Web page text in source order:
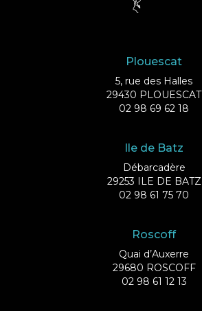
Plouescat
5, rue des Halles
29430 PLOUESCAT
02 98 69 62 18
Ile de Batz
Débarcadère
29253 ILE DE BATZ
02 98 61 75 70
Roscoff
Quai d’Auxerre
29680 ROSCOFF
02 98 61 12 13